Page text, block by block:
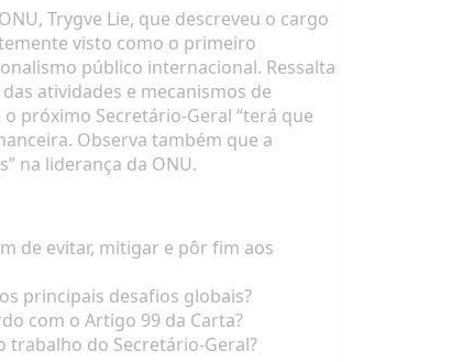
Trygve Lie, que descreveu o cargo
visto como o primeiro
público internacional. Ressalta
atividades e mecanismos de
próximo Secretário-Geral “terá que
Observa também que a
na liderança da ONU.
de evitar, mitigar e pôr fim aos
principais desafios globais?
com o Artigo 99 da Carta?
do Secretário-Geral?